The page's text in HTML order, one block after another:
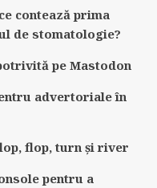
contează prima
de stomatologie?
pe Mastodon
advertoriale în
flop, turn și river
pentru a